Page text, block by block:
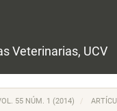
Veterinarias, UCV
55 NÚM. 1 (2014)